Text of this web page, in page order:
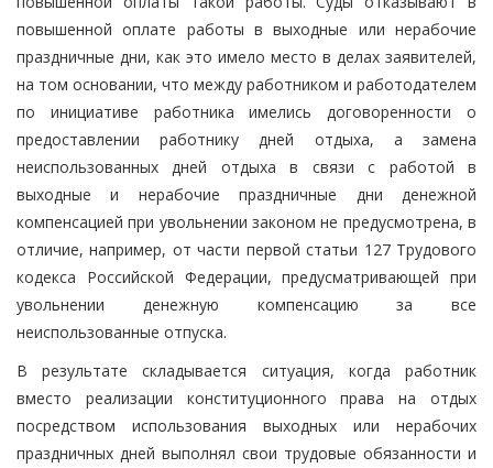
повышенной оплате работы в выходные или нерабочие
праздничные дни, как это имело место в делах заявителей,
на том основании, что между работником и работодателем
по инициативе работника имелись договоренности о
предоставлении работнику дней отдыха, а замена
неиспользованных дней отдыха в связи с работой в
выходные и нерабочие праздничные дни денежной
компенсацией при увольнении законом не предусмотрена, в
отличие, например, от части первой статьи 127 Трудового
кодекса Российской Федерации, предусматривающей при
увольнении денежную компенсацию за все
неиспользованные отпуска.
В результате складывается ситуация, когда работник
вместо реализации конституционного права на отдых
посредством использования выходных или нерабочих
праздничных дней выполнял свои трудовые обязанности и